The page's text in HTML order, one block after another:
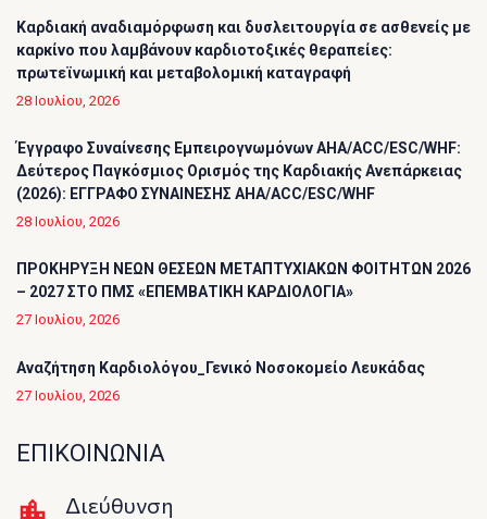
Καρδιακή αναδιαμόρφωση και δυσλειτουργία σε ασθενείς με
καρκίνο που λαμβάνουν καρδιοτοξικές θεραπείες:
πρωτεϊνωμική και μεταβολομική καταγραφή
28 Ιουλίου, 2026
Έγγραφο Συναίνεσης Εμπειρογνωμόνων AHA/ACC/ESC/WHF:
Δεύτερος Παγκόσμιος Ορισμός της Καρδιακής Ανεπάρκειας
(2026): ΕΓΓΡΑΦΟ ΣΥΝΑΙΝΕΣΗΣ AHA/ACC/ESC/WHF
28 Ιουλίου, 2026
ΠΡΟΚΗΡΥΞΗ ΝΕΩΝ ΘΕΣΕΩΝ ΜΕΤΑΠΤΥΧΙΑΚΩΝ ΦΟΙΤΗΤΩΝ 2026
– 2027 ΣΤΟ ΠΜΣ «ΕΠΕΜΒΑΤΙΚΗ ΚΑΡΔΙΟΛΟΓΙΑ»
27 Ιουλίου, 2026
Αναζήτηση Καρδιολόγου_Γενικό Νοσοκομείο Λευκάδας
27 Ιουλίου, 2026
ΕΠΙΚΟΙΝΩΝΙΑ
Διεύθυνση